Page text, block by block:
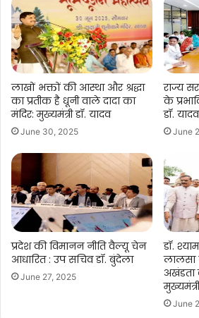
लाखों भक्तों की आस्था और श्रद्धा
का प्रतीक है धूनी वाले दादा का
मंदिर: मुख्यमंत्री डॉ. यादव
June 30, 2025
राज्य
के
डॉ. यादव
June
प्रदेश की विमानन नीति वैल्यू चेन
आधारित : उप सचिव डॉ. बुंदेला
June 27, 2025
डॉ.
लालसा
अखंडता
June